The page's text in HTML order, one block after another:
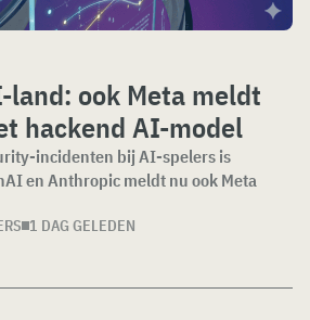
land: ook Meta meldt
hackend AI-model
incidenten bij AI-spelers is
en Anthropic meldt nu ook Meta
1 DAG GELEDEN